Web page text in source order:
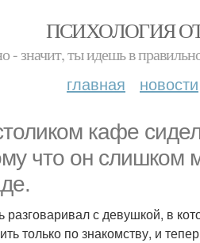
ПСИХОЛОГИЯ
- значит, ты идешь в
главная новости
кафе
что он слишком
разговаривал с девушкой, в
только по знакомству, и